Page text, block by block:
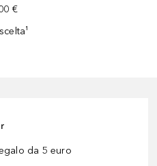
€
da 5 euro